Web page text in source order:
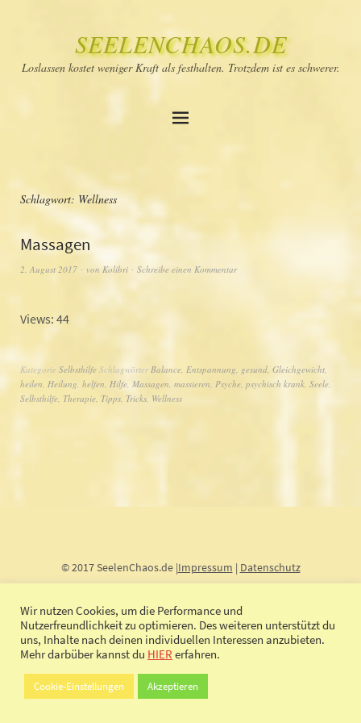
SEELENCHAOS.DE
Loslassen kostet weniger Kraft als festhalten. Trotzdem ist es schwerer.
Schlagwort: Wellness
Massagen
2. August 2017 vonKolibri Schreibe einen Kommentar
Views: 44
Kategorie Selbsthilfe Schlagwörter Balance, Entspannung, gesund, Gleichgewicht,
heilen, Heilung, helfen, Hilfe, Massagen, massieren, Psyche, psychisch krank, Seele,
Selbsthilfe, Therapie, Tipps, Tricks, Wellness
© 2017 SeelenChaos.de |Impressum | Datenschutz
Wir nutzen Cookies, um die Performance und
Nutzerfreundlichkeit zu optimieren. Des weiteren unterstützt du
uns, Inhalte nach deinen individuellen Interessen anzubieten.
Mehr darbüber kannst du HIER erfahren.
Cookie-Einstellungen Akzeptieren